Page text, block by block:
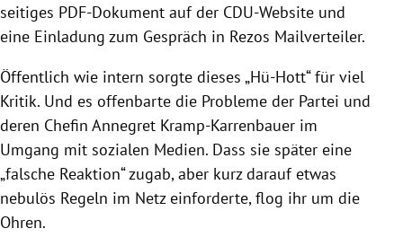
seitiges PDF-Dokument auf der CDU-Website und
eine Einladung zum Gespräch in Rezos Mailverteiler.
Öffentlich wie intern sorgte dieses „Hü-Hott“ für viel
Kritik. Und es offenbarte die Probleme der Partei und
deren Chefin Annegret Kramp-Karrenbauer im
Umgang mit sozialen Medien. Dass sie später eine
„falsche Reaktion“ zugab, aber kurz darauf etwas
nebulös Regeln im Netz einforderte, flog ihr um die
Ohren.